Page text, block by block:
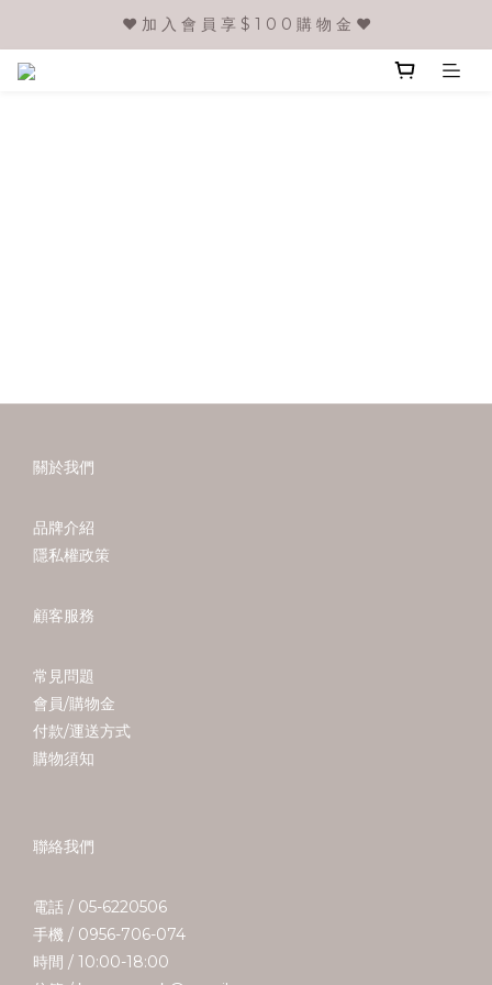
❤️ 加 入 會 員 享 $ 1 0 0 購 物 金 ❤️
關於我們
品牌介紹
隱私權政策
顧客服務
常見問題
會員/購物金
付款/運送方式
購物須知
聯絡我們
電話 / 05-6220506
手機 / 0956-706-074
時間 / 10:00-18:00